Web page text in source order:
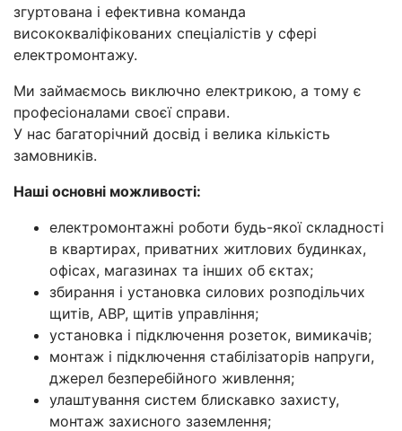
згуртована і ефективна команда
висококваліфікованих спеціалістів у сфері
електромонтажу.
Ми займаємось виключно електрикою, а тому є
професіоналами своєї справи.
У нас багаторічний досвід і велика кількість
замовників.
Наші основні можливості:
електромонтажні роботи будь-якої складності
в квартирах, приватних житлових будинках,
офісах, магазинах та інших об єктах;
збирання і установка силових розподільчих
щитів, АВР, щитів управління;
установка і підключення розеток, вимикачів;
монтаж і підключення стабілізаторів напруги,
джерел безперебійного живлення;
улаштування систем блискавко захисту,
монтаж захисного заземлення;